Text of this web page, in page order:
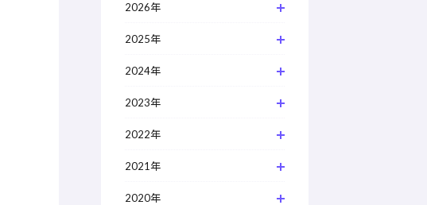
2026年
2025年
2024年
2023年
2022年
2021年
2020年